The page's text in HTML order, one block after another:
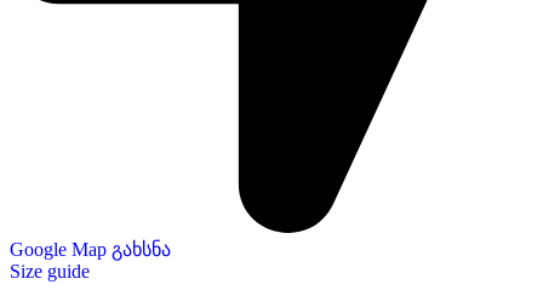
Google Map გახსნა
Size guide